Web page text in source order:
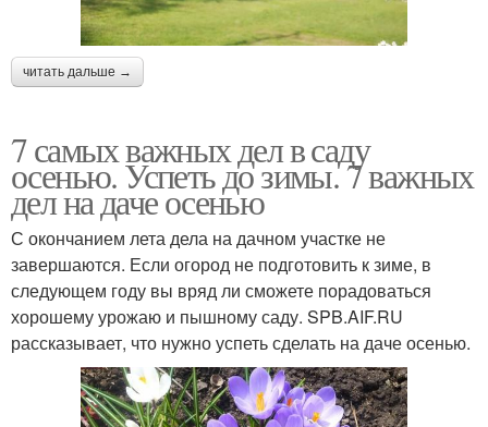
читать дальше →
7 самых важных дел в саду
осенью. Успеть до зимы. 7 важных
дел на даче осенью
С окончанием лета дела на дачном участке не
завершаются. Если огород не подготовить к зиме, в
следующем году вы вряд ли сможете порадоваться
хорошему урожаю и пышному саду. SPB.AIF.RU
рассказывает, что нужно успеть сделать на даче осенью.